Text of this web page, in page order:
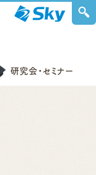
研究会・ セミナー